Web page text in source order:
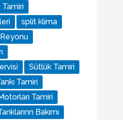
Tamiri
split klima
Sütlük Tamiri
Tamiri
Tamiri
Bakımı